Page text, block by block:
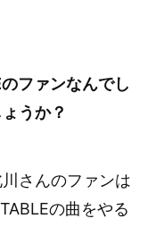
ファンなんでし
うか？
さんのファンは
の曲をやる